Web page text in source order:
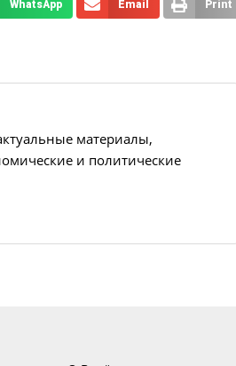
WhatsApp Email Print
материалы,
и политические